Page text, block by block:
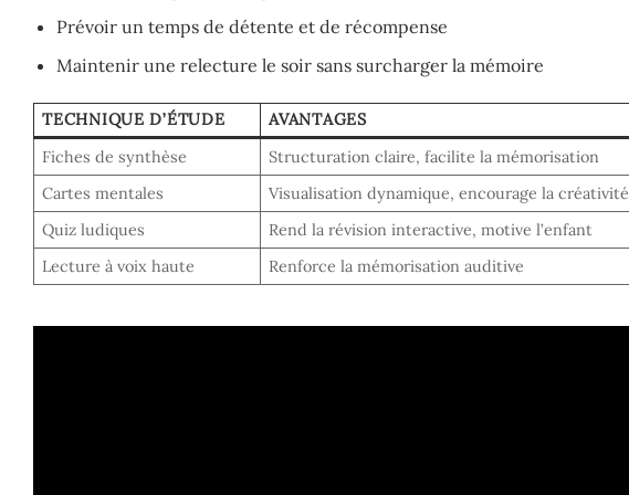
Prévoir un temps de détente et de récompense
Maintenir une relecture le soir sans surcharger la mémoire
TECHNIQUE D’ÉTUDE AVANTAGES
Fiches de synthèse
Structuration claire, facilite la mémorisation
Cartes mentales
Visualisation dynamique, encourage la créativité
Quiz ludiques
Rend la révision interactive, motive l’enfant
Lecture à voix haute
Renforce la mémorisation auditive